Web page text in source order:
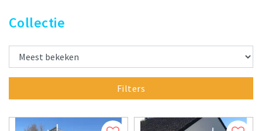
Collectie
Filters